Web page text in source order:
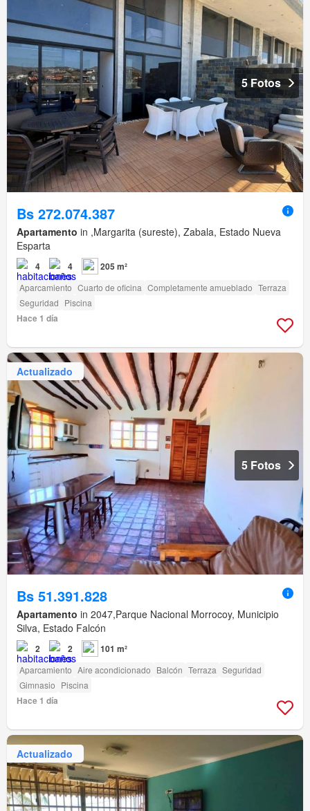
5 Fotos
Bs 272.074.387
Apartamento in ,Margarita (sureste), Zabala, Estado Nueva
Esparta
4 4 205 m²
Aparcamiento Cuarto de oficina Completamente amueblado Terraza
Seguridad Piscina
Hace 1 día
Actualizado
5 Fotos
Bs 51.391.828
Apartamento in 2047,Parque Nacional Morrocoy, Municipio
Silva, Estado Falcón
2 2 101 m²
Aparcamiento Aire acondicionado Balcón Terraza Seguridad
Gimnasio Piscina
Hace 1 día
Actualizado